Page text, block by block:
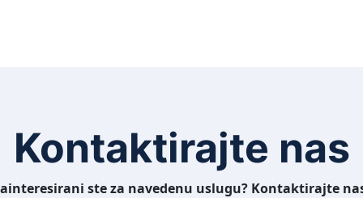
Kontaktirajte nas
ste za navedenu uslugu? Kontaktirajte